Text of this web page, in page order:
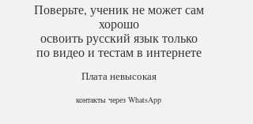
Поверьте, ученик не может сам
хорошо
освоить русский язык только
по видео и тестам в интернете
Плата невысокая
контакты через WhatsApp